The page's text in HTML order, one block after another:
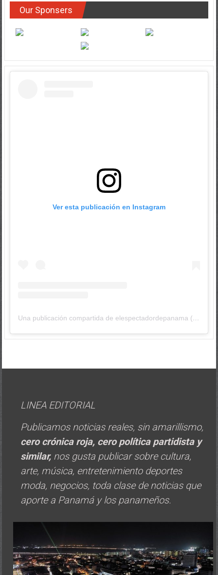
Our Sponsers
Ver esta publicación en Instagram
Una publicación compartida de elespectadordepanama (@elespectadordepanama)
LINEA EDITORIAL
Publicamos noticias reales, sin amarillismo,
cero crónica roja, cero política partidista y
similar, nos gusta publicar sobre cultura,
arte, música, entretenimiento deportes
moda, negocios, toda clase de noticias que
aporte a Panamá y los panameños.